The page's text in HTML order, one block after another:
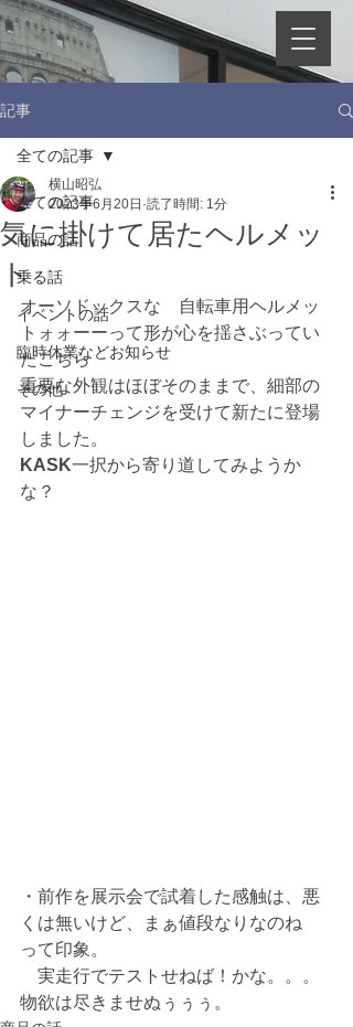
記事
全ての記事
商品の話
乗る話
イベントの話
臨時休業などお知らせ
その他
全ての記事
気に掛けて居たヘルメッ
ト
横山昭弘
2023年6月20日 読了時間: 1分
オーソドックスな　自転車用ヘルメッ
トォォーーって形が心を揺さぶってい
たこちら
重要な外観はほぼそのままで、細部の
マイナーチェンジを受けて新たに登場
しました。
KASK一択から寄り道してみようか
な？
・前作を展示会で試着した感触は、悪
くは無いけど、まぁ値段なりなのね
って印象。
実走行でテストせねば！かな。。。
物欲は尽きませぬぅぅぅ。